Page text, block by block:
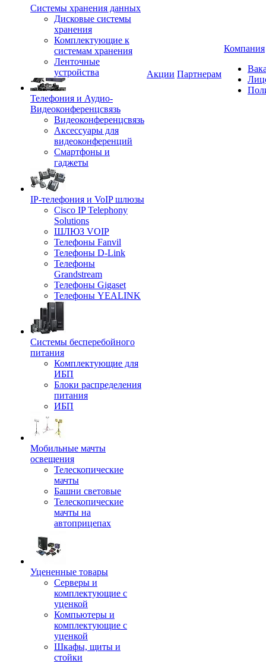
Системы хранения данных
Дисковые системы
хранения
Комплектующие к
системам хранения
Ленточные
устройства
Телефония и Аудио-
Видеоконференцсвязь
Видеоконференцсвязь
Аксессуары для
видеоконференций
Смартфоны и
гаджеты
IP-телефония и VoIP шлюзы
Cisco IP Telephony
Solutions
ШЛЮЗ VOIP
Телефоны Fanvil
Телефоны D-Link
Телефоны
Grandstream
Телефоны Gigaset
Телефоны YEALINK
Системы бесперебойного
питания
Комплектующие для
ИБП
Блоки распределения
питания
ИБП
Мобильные мачты
освещения
Телескопические
мачты
Башни световые
Телескопические
мачты на
автоприцепах
Уцененные товары
Серверы и
комплектующие с
уценкой
Компьютеры и
комплектующие с
уценкой
Шкафы, щиты и
стойки
Акции Партнерам
Компания